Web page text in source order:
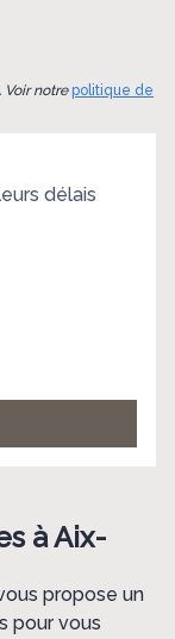
Voir notrepolitique de
délais
à Aix-
propose un
pour vous